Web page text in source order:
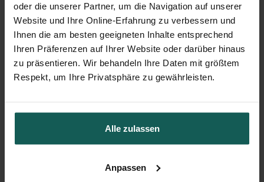
oder die unserer Partner, um die Navigation auf unserer
Website und Ihre Online-Erfahrung zu verbessern und
Ihnen die am besten geeigneten Inhalte entsprechend
Ihren Präferenzen auf Ihrer Website oder darüber hinaus
zu präsentieren. Wir behandeln Ihre Daten mit größtem
Respekt, um Ihre Privatsphäre zu gewährleisten.
Alle zulassen
Anpassen